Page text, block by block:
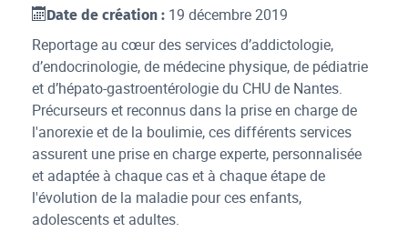
Date de création : 19 décembre 2019
Reportage au cœur des services d’addictologie,
d’endocrinologie, de médecine physique, de pédiatrie
et d’hépato-gastroentérologie du CHU de Nantes.
Précurseurs et reconnus dans la prise en charge de
l'anorexie et de la boulimie, ces différents services
assurent une prise en charge experte, personnalisée
et adaptée à chaque cas et à chaque étape de
l'évolution de la maladie pour ces enfants,
adolescents et adultes.